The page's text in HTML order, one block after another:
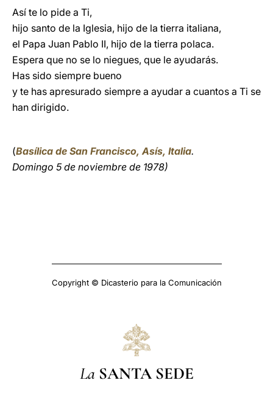
Así te lo pide a Ti,
hijo santo de la Iglesia, hijo de la tierra italiana,
el Papa Juan Pablo II, hijo de la tierra polaca.
Espera que no se lo niegues, que le ayudarás.
Has sido siempre bueno
y te has apresurado siempre a ayudar a cuantos a Ti se
han dirigido.
(Basílica de San Francisco, Asís, Italia.
Domingo 5 de noviembre de 1978)
Copyright © Dicasterio para la Comunicación
La SANTA SEDE